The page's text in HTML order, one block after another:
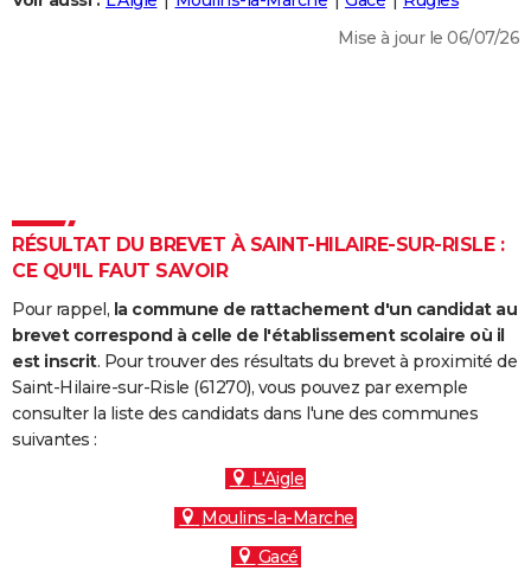
DICTIONNAIRE
Dictionnaire
Biographies
Citations
Expressions
Proverbes
PROGRAMME TV
COPAINS D'AVANT
S'inscrire
Se connecter
Lycées
Collèges
Primaires
Universités
Entreprises
Service militaire
Avis de recherche
AVIS DE DÉCÈS
FORUM
Mise à jour le 06/07/26
RÉSULTAT DU BREVET À SAINT-HILAIRE-SUR-RISLE :
CE QU'IL FAUT SAVOIR
Pour rappel, la commune de rattachement d'un candidat au
brevet correspond à celle de l'établissement scolaire où il
est inscrit. Pour trouver des résultats du brevet à proximité de
Saint-Hilaire-sur-Risle (61270), vous pouvez par exemple
consulter la liste des candidats dans l'une des communes
suivantes :
L'Aigle
Moulins-la-Marche
Gacé